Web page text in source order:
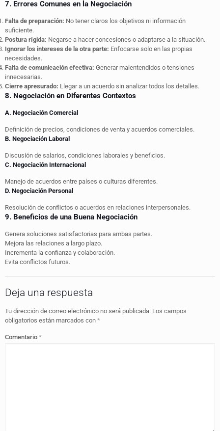
7. Errores Comunes en la Negociación
Falta de preparación: No tener claros los objetivos ni información
suficiente.
Postura rígida: Negarse a hacer concesiones o adaptarse a la situación.
Ignorar los intereses de la otra parte: Enfocarse solo en las propias
necesidades.
Falta de comunicación efectiva: Generar malentendidos o tensiones
innecesarias.
Cierre apresurado: Llegar a un acuerdo sin analizar todos los detalles.
8. Negociación en Diferentes Contextos
A. Negociación Comercial
Definición de precios, condiciones de venta y acuerdos comerciales.
B. Negociación Laboral
Discusión de salarios, condiciones laborales y beneficios.
C. Negociación Internacional
Manejo de acuerdos entre países o culturas diferentes.
D. Negociación Personal
Resolución de conflictos o acuerdos en relaciones interpersonales.
9. Beneficios de una Buena Negociación
Genera soluciones satisfactorias para ambas partes.
Mejora las relaciones a largo plazo.
Incrementa la confianza y colaboración.
Evita conflictos futuros.
Deja una respuesta
Tu dirección de correo electrónico no será publicada. Los campos
obligatorios están marcados con *
Comentario *